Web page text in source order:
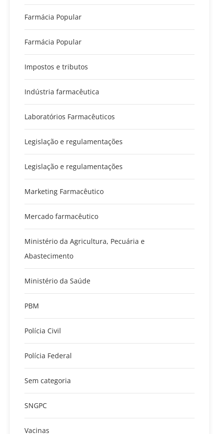
Farmácia Popular
Farmácia Popular
Impostos e tributos
Indústria farmacêutica
Laboratórios Farmacêuticos
Legislação e regulamentações
Legislação e regulamentações
Marketing Farmacêutico
Mercado farmacêutico
Ministério da Agricultura, Pecuária e
Abastecimento
Ministério da Saúde
PBM
Polícia Civil
Polícia Federal
Sem categoria
SNGPC
Vacinas